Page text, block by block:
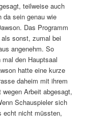
teilweise auch
da sein genau wie
Das Programm
sonst, zumal bei
angenehm. So
den Hauptsaal
hatte eine kurze
daheim mit ihrem
Arbeit abgesagt,
Schauspieler sich
echt nicht müssten,